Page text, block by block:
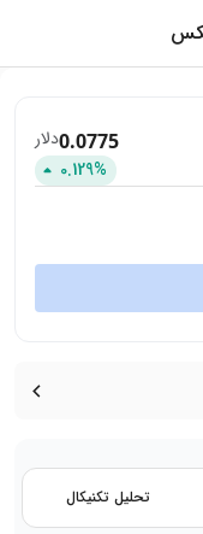
0.0775دلار
0.129%
تحلیل تکنیکال